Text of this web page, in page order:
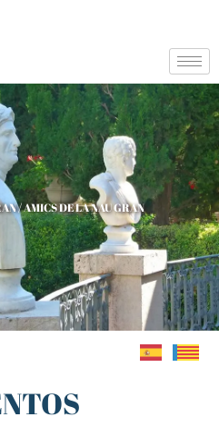
/ AMICS DE LA NAU GRAN